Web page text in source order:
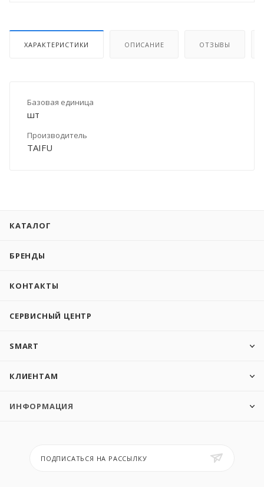
ХАРАКТЕРИСТИКИ ОПИСАНИЕ ОТЗЫВЫ
Базовая единица
шт
Производитель
TAIFU
КАТАЛОГ
БРЕНДЫ
КОНТАКТЫ
СЕРВИСНЫЙ ЦЕНТР
SMART
КЛИЕНТАМ
ИНФОРМАЦИЯ
ПОДПИСАТЬСЯ НА РАССЫЛКУ